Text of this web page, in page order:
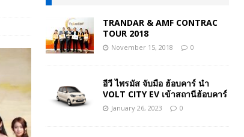
TRANDAR & AMF CONTRAC
TOUR 2018
November 15, 2018 0
อีวี ไพรมัส จับมือ ฮ้อบคาร์ นำ
VOLT CITY EV เข้าสถานีฮ้อบคาร์
January 26, 2023 0